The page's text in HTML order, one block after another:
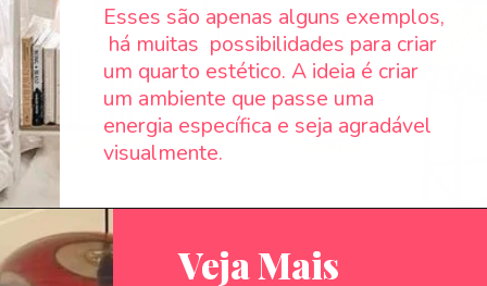
Esses são apenas alguns exemplos,
há muitas possibilidades para criar
um quarto estético. A ideia é criar
um ambiente que passe uma
energia específica e seja agradável
visualmente.
Veja Mais